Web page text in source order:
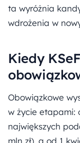
ta wyróżnia
wdrożenia w
Kiedy
Obowiązkowe
w życie etapami:
największych
mln zł), a od 1